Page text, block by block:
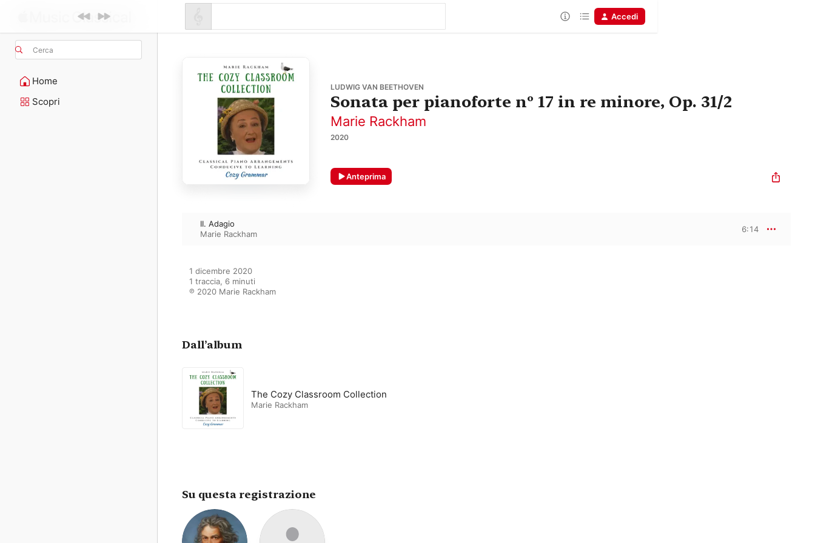
Cerca
Home
Scopri
Accedi
LUDWIG VAN BEETHOVEN
Sonata per pianoforte nº 17 in re minore, Op. 31/2
Marie Rackham
2020
Anteprima
II. Adagio
Marie Rackham
6:14
1 dicembre 2020
1 traccia, 6 minuti
℗ 2020 Marie Rackham
Dall’album
The Cozy Classroom Collection
Marie Rackham
Su questa registrazione